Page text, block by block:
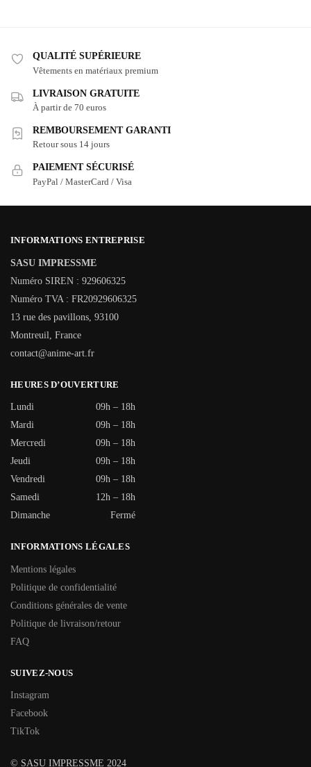
QUALITÉ SUPÉRIEURE
Vêtements en matériaux premium
LIVRAISON GRATUITE
À partir de 70 euros
REMBOURSEMENT GARANTI
Retour sous 14 jours
PAIEMENT SÉCURISÉ
PayPal / MasterCard / Visa
INFORMATIONS ENTREPRISE
SASU IMPRESSME
Numéro SIREN : 929606325
Numéro TVA : FR20929606325
13 rue des pavillons, 93100
Montreuil, France
contact@anime-art.fr
HEURES D’OUVERTURE
Lundi
09h – 18h
Mardi
09h – 18h
Mercredi
09h – 18h
Jeudi
09h – 18h
Vendredi
09h – 18h
Samedi
12h – 18h
Dimanche
Fermé
INFORMATIONS LÉGALES
Mentions légales
Politique de confidentialité
Conditions générales de vente
Politique de livraison/retour
FAQ
SUIVEZ-NOUS
Instagram
Facebook
TikTok
© SASU IMPRESSME 2024